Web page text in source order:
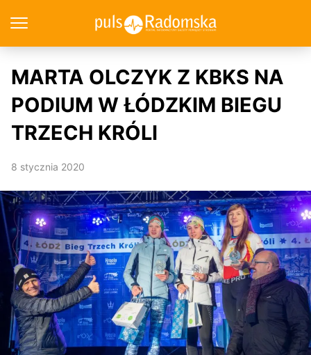
MARTA OLCZYK Z KBKS NA
PODIUM W ŁÓDZKIM BIEGU
TRZECH KRÓLI
8 stycznia 2020